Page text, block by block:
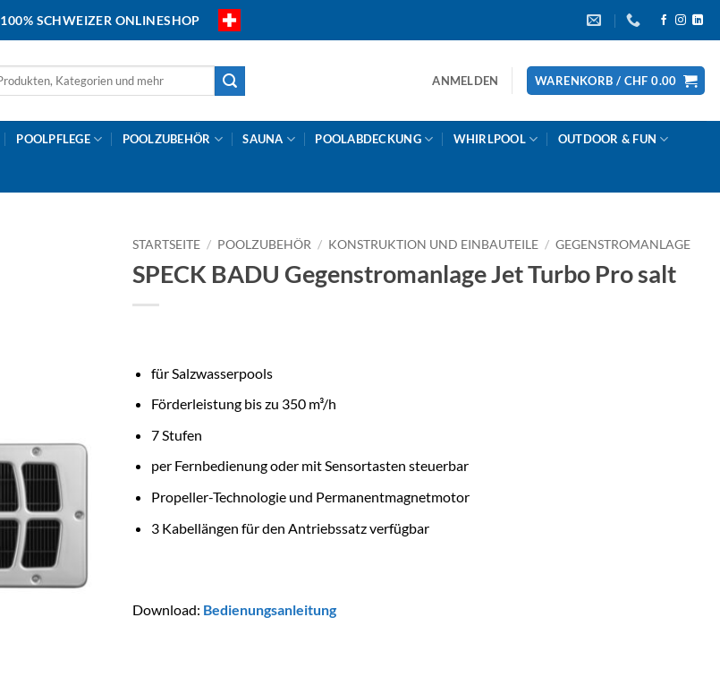
100% SCHWEIZER ONLINESHOP
ANMELDEN WARENKORB / CHF 0.00
POOLPFLEGE POOLZUBEHÖR SAUNA POOLABDECKUNG WHIRLPOOL OUTDOOR & FUN
STARTSEITE / POOLZUBEHÖR / KONSTRUKTION UND EINBAUTEILE / GEGENSTROMANLAGE
SPECK BADU Gegenstromanlage Jet Turbo Pro salt
für Salzwasserpools
Förderleistung bis zu 350 m³/h
7 Stufen
per Fernbedienung oder mit Sensortasten steuerbar
Propeller-Technologie und Permanentmagnetmotor
3 Kabellängen für den Antriebssatz verfügbar
Download: Bedienungsanleitung